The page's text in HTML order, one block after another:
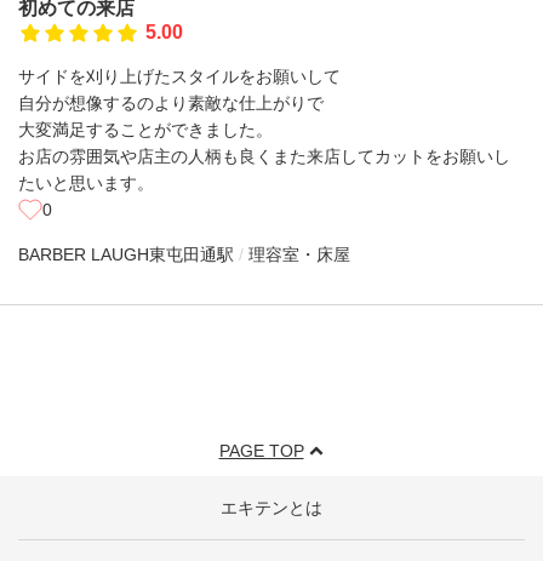
初めての来店
5.00
サイドを刈り上げたスタイルをお願いして
自分が想像するのより素敵な仕上がりで
大変満足することができました。
お店の雰囲気や店主の人柄も良くまた来店してカットをお願いし
たいと思います。
0
BARBER LAUGH東屯田通駅 理容室・床屋
PAGE TOP
エキテンとは